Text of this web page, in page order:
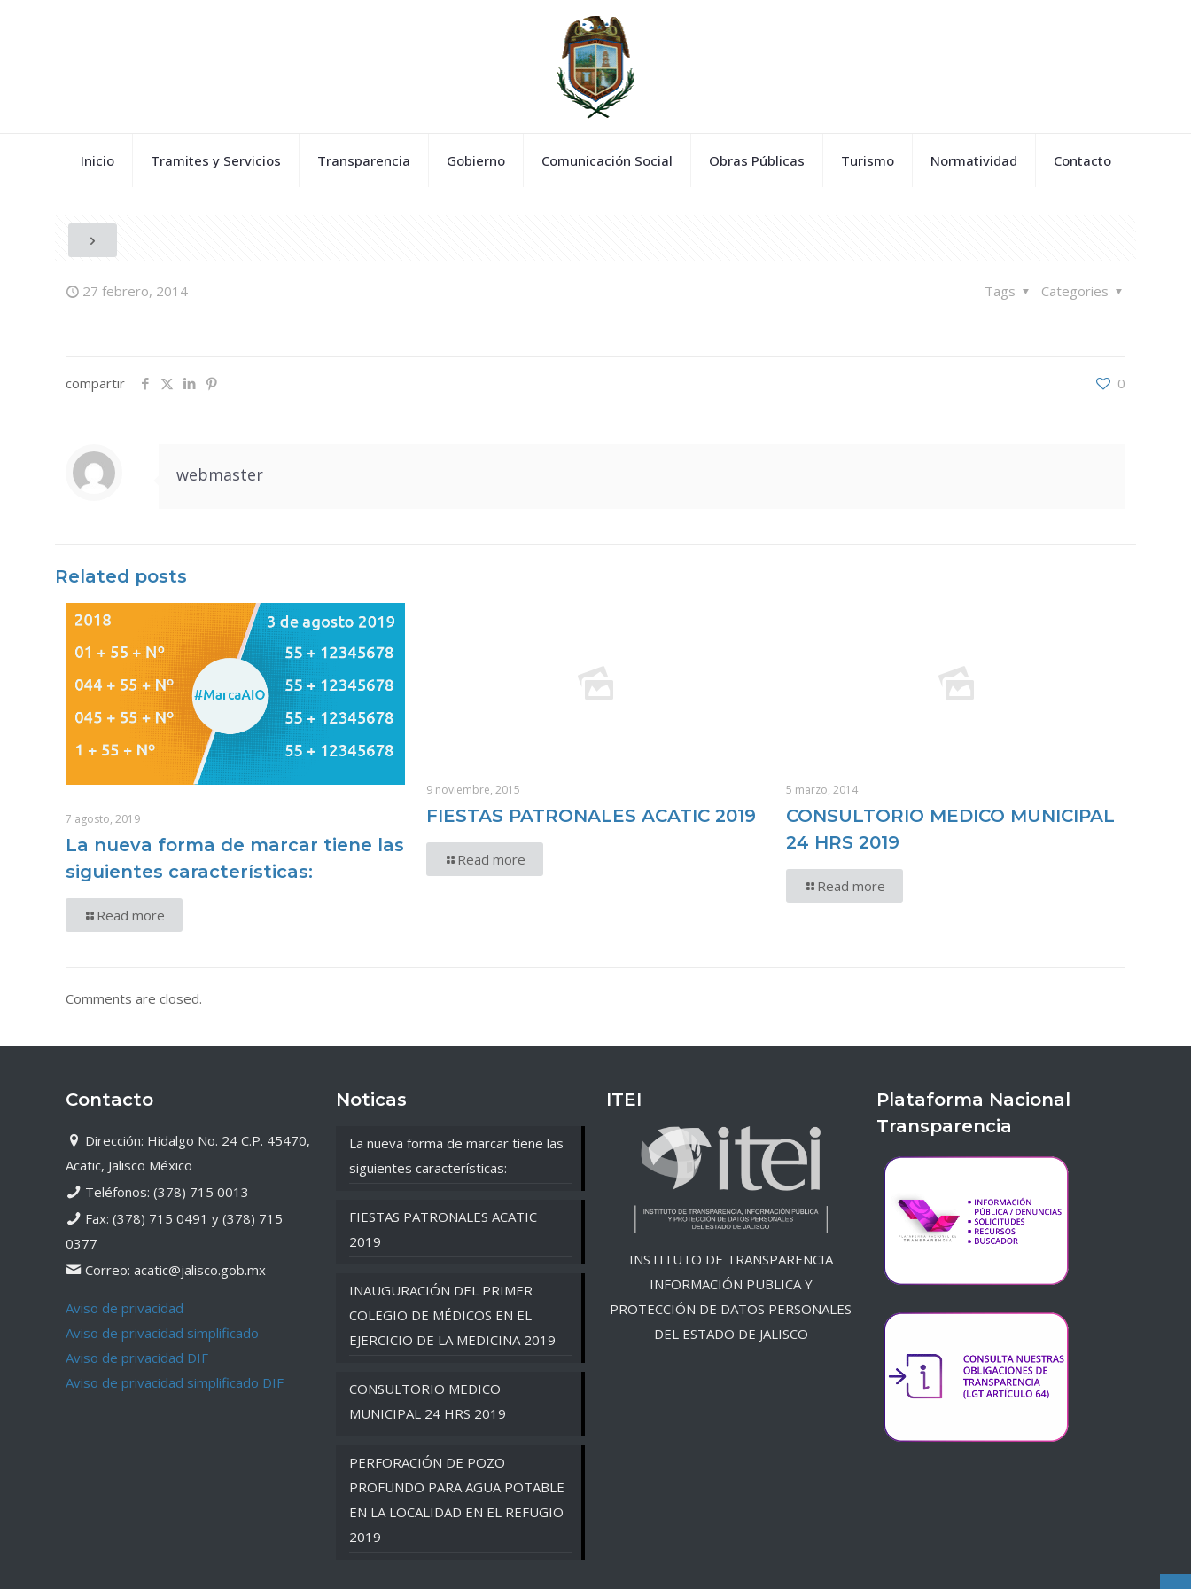
Inicio Tramites y Servicios Transparencia Gobierno Comunicación Social Obras Públicas Turismo Normatividad Contacto
27 febrero, 2014 Categories
Tags
compartir 0
webmaster
Related posts
7 agosto, 2019
La nueva forma de marcar tiene las
siguientes características:
Read more
9 noviembre, 2015
FIESTAS PATRONALES ACATIC 2019
Read more
5 marzo, 2014
CONSULTORIO MEDICO MUNICIPAL
24 HRS 2019
Read more
Comments are closed.
Contacto
Dirección: Hidalgo No. 24 C.P. 45470,
Acatic, Jalisco México
Teléfonos: (378) 715 0013
Fax: (378) 715 0491 y (378) 715
0377
Correo: acatic@jalisco.gob.mx
Aviso de privacidad
Aviso de privacidad simplificado
Aviso de privacidad DIF
Aviso de privacidad simplificado DIF
Noticas
La nueva forma de marcar tiene las
siguientes características:
FIESTAS PATRONALES ACATIC
2019
INAUGURACIÓN DEL PRIMER
COLEGIO DE MÉDICOS EN EL
EJERCICIO DE LA MEDICINA 2019
CONSULTORIO MEDICO
MUNICIPAL 24 HRS 2019
PERFORACIÓN DE POZO
PROFUNDO PARA AGUA POTABLE
EN LA LOCALIDAD EN EL REFUGIO
2019
ITEI
INSTITUTO DE TRANSPARENCIA
INFORMACIÓN PUBLICA Y
PROTECCIÓN DE DATOS PERSONALES
DEL ESTADO DE JALISCO
Plataforma Nacional
Transparencia